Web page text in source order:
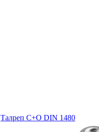
Талреп С+О DIN 1480